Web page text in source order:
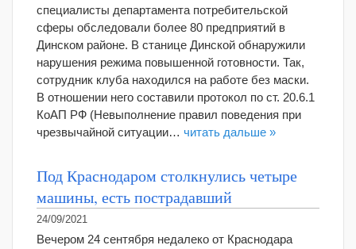
специалисты департамента потребительской
сферы обследовали более 80 предприятий в
Динском районе. В станице Динской обнаружили
нарушения режима повышенной готовности. Так,
сотрудник клуба находился на работе без маски.
В отношении него составили протокол по ст. 20.6.1
КоАП РФ (Невыполнение правил поведения при
чрезвычайной ситуации… читать дальше »
Под Краснодаром столкнулись четыре
машины, есть пострадавший
24/09/2021
Вечером 24 сентября недалеко от Краснодара